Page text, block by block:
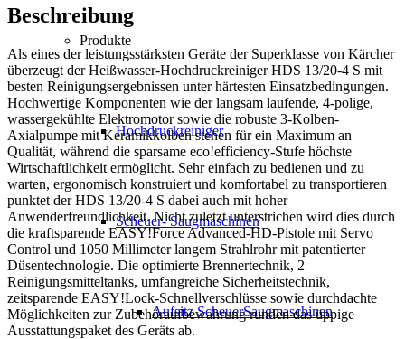
Produkte
Hochdruckreiniger
Scheuer- Saugmaschinen
Aufsitz ScheuerSaugmaschinen
Beschreibung
Als eines der leistungsstärksten Geräte der Superklasse von Kärcher
überzeugt der Heißwasser-Hochdruckreiniger HDS 13/20-4 S mit
besten Reinigungsergebnissen unter härtesten Einsatzbedingungen.
Hochwertige Komponenten wie der langsam laufende, 4-polige,
wassergekühlte Elektromotor sowie die robuste 3-Kolben-
Axialpumpe mit Keramikkolben stehen für ein Maximum an
Qualität, während die sparsame eco!efficiency-Stufe höchste
Wirtschaftlichkeit ermöglicht. Sehr einfach zu bedienen und zu
warten, ergonomisch konstruiert und komfortabel zu transportieren
punktet der HDS 13/20-4 S dabei auch mit hoher
Anwenderfreundlichkeit. Nicht zuletzt unterstrichen wird dies durch
die kraftsparende EASY!Force Advanced-HD-Pistole mit Servo
Control und 1050 Millimeter langem Strahlrohr mit patentierter
Düsentechnologie. Die optimierte Brennertechnik, 2
Reinigungsmitteltanks, umfangreiche Sicherheitstechnik,
zeitsparende EASY!Lock-Schnellverschlüsse sowie durchdachte
Möglichkeiten zur Zubehöraufbewahrung runden das üppige
Ausstattungspaket des Geräts ab.